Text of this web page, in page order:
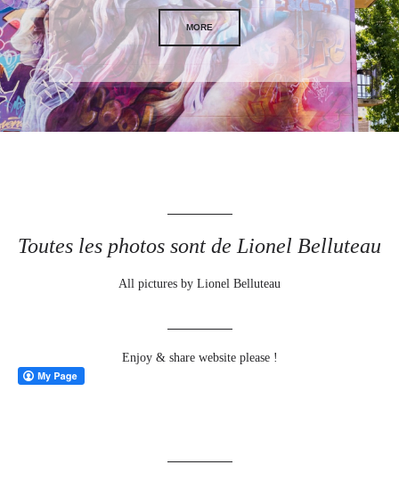
MORE
Toutes les photos sont de Lionel Belluteau
All pictures by Lionel Belluteau
Enjoy & share website please !